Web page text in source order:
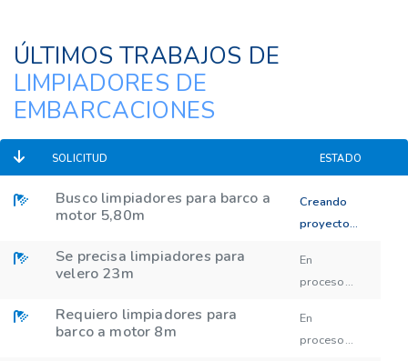
ÚLTIMOS TRABAJOS DE
LIMPIADORES DE
EMBARCACIONES
SOLICITUD ESTADO
Busco limpiadores para barco a
motor 5,80m
Creando
proyecto...
Se precisa limpiadores para
velero 23m
En
proceso...
Requiero limpiadores para
barco a motor 8m
En
proceso...